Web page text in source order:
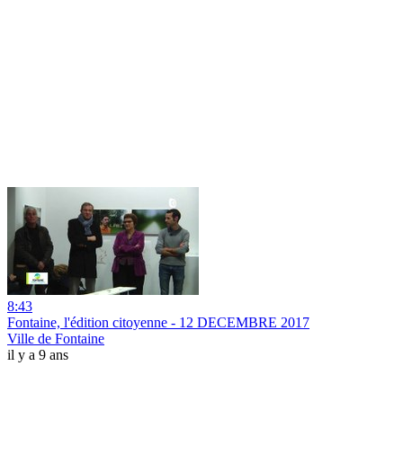
8:43
Fontaine, l'édition citoyenne - 12 DECEMBRE 2017
Ville de Fontaine
il y a 9 ans